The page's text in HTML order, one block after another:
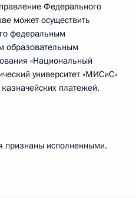
Федерального
может осуществить
федеральным
образовательным
«Национальный
университет «МИСиС»
платежей.
признаны исполненными.